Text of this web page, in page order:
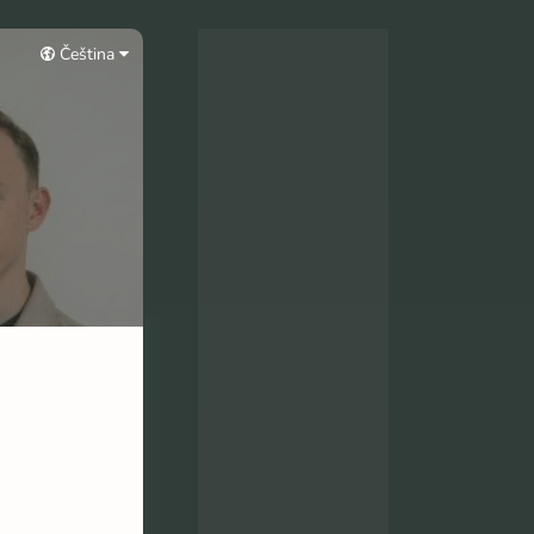
Čeština